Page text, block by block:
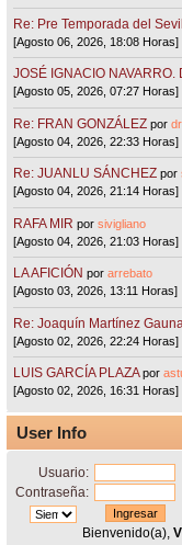
Re: Pre Temporada del
[Agosto 06, 2026, 18:08 Horas]
JOSÉ IGNACIO
[Agosto 05, 2026, 07:27 Horas]
Re: FRAN GONZÁLEZ por
[Agosto 04, 2026, 22:33 Horas]
Re: JUANLU SÁNCHEZ por
[Agosto 04, 2026, 21:14 Horas]
RAFA MIR porsivigliano
[Agosto 04, 2026, 21:03 Horas]
LA AFICIÓN porarrebato
[Agosto 03, 2026, 13:11 Horas]
Re: Joaquín Martínez
[Agosto 02, 2026, 22:24 Horas]
LUIS GARCÍA PLAZA por
[Agosto 02, 2026, 16:31 Horas]
User Info
Usuario:
Contraseña:
Bienvenido(a),